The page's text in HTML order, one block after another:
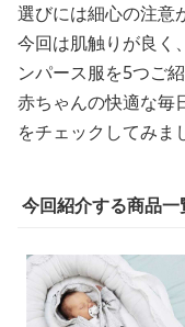
選びには細心の注意
今回は肌触りが良く
ンパース服を5つご紹
赤ちゃんの快適な毎
をチェックしてみま
今回紹介する商品一